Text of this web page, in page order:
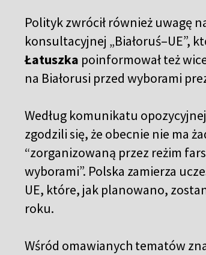
Polityk zwrócił również uwagę
konsultacyjnej „Białoruś–UE”,
Łatuszka poinformował też
na Białorusi przed wyborami
Według komunikatu
zgodzili się, że obecnie nie ma
“zorganizowaną przez reżim
wyborami”. Polska zamierza
UE, które, jak planowano,
roku.
Wśród omawianych tematów